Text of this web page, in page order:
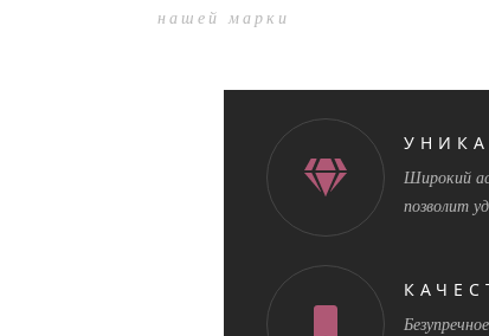
нашей марки
Широкий
позволит